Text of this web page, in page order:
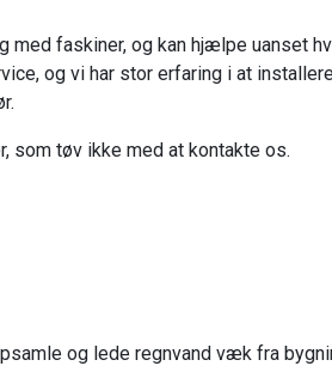
med faskiner, og kan hjælpe uanset
og vi har stor erfaring i at
som tøv ikke med at kontakte os.
og lede regnvand væk fra